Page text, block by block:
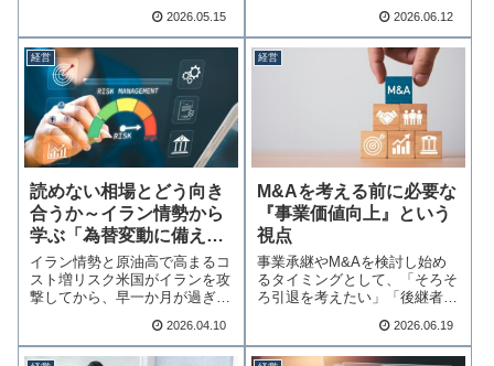
2026.05.15 2026.06.12
経営
読めない相場とどう向き
合うか～イラン情勢から
学ぶ「為替変動に備える
経営！」～
イラン情勢と原油高で高まるコ
スト増リスク米国がイランを攻
撃してから、早一か月が過ぎま
2026.04.10
経営
M&Aを考える前に必要な
『事業価値向上』という
視点
事業承継やM&Aを検討し始め
るタイミングとして、「そろそ
ろ引退を考えたい」「後継者が
2026.06.19